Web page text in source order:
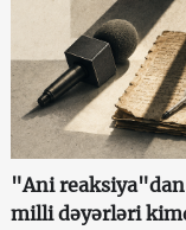
"Ani
milli dəyərləri